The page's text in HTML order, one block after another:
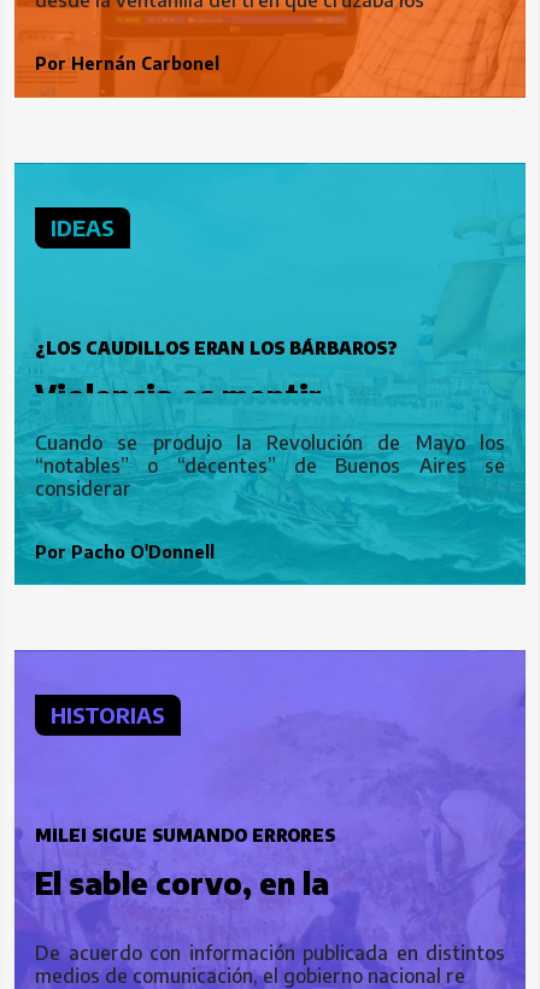
Por Hernán Carbonel
IDEAS
¿LOS CAUDILLOS ERAN LOS BÁRBAROS?
Violencia es mentir
Cuando se produjo la Revolución de Mayo los
“notables” o “decentes” de Buenos Aires se
considerar
Por Pacho O'Donnell
HISTORIAS
MILEI SIGUE SUMANDO ERRORES
El sable corvo, en la
encrucijada
De acuerdo con información publicada en distintos
medios de comunicación, el gobierno nacional re